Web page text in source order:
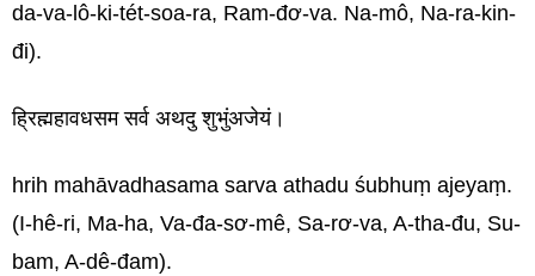
da-va-lô-ki-tét-soa-ra, Ram-đơ-va. Na-mô, Na-ra-kin-
đi).
ह्रिह्महावधसम सर्व अथदु शुभुंअजेयं।
hrih mahāvadhasama sarva athadu śubhuṃ ajeyaṃ.
(I-hê-ri, Ma-ha, Va-đa-sơ-mê, Sa-rơ-va, A-tha-đu, Su-
bam, A-dê-đam).